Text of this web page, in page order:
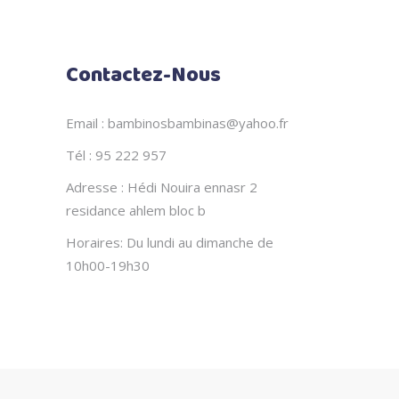
Contactez-Nous
Email : bambinosbambinas@yahoo.fr
Tél : 95 222 957
Adresse : Hédi Nouira ennasr 2
residance ahlem bloc b
Horaires: Du lundi au dimanche de
10h00-19h30